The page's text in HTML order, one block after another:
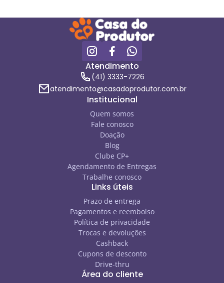
Atendimento
(41) 3333-7226
atendimento@casadoprodutor.com.br
Institucional
Quem somos
Fale conosco
Doação
Blog
Clube CP+
Agendamento de Entregas
Trabalhe conosco
Links úteis
Prazo de entrega
Pagamentos e reembolso
Política de privacidade
Trocas e devoluções
Cashback
Cupons de desconto
Drive-thru
Área do cliente